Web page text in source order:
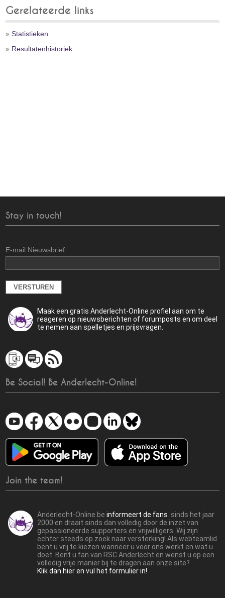
Gerelateerde links
»Statistieken
» Resultatenhistoriek
Stay in touch!
E-mail Nieuwsbrief:
Maak een gratis Anderlecht-Online profiel aan om te
reageren op nieuwsberichten of forumposts en om deel
te nemen aan spelletjes en prijsvragen.
Be Social! Be Anderlecht-Online!
Join the team!
Anderlecht-Online.beinformeert de fans sinds het jaar
2000 en draait sinds dan volledig door de inzet van
gepassioneerde supporters en vrijwilligers. Wij zijn
echter steeds op zoek naar versterking! Als webteamlid
bent u vrij te kiezen wanneer u voor ons werkt en wat u
doet. Bent u fan van RSC Anderlecht en wenst u op een
volledig vrije manier bij te dragen aan onze site?
Klik dan hier en vul het formulier in!